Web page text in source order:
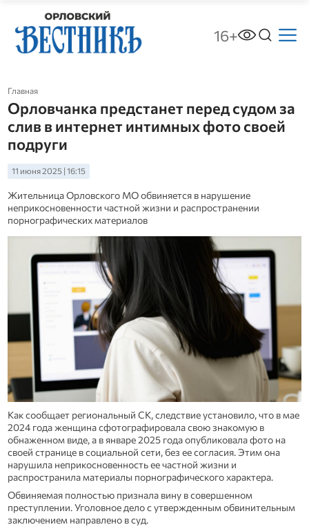
16+
Главная
Орловчанка предстанет перед судом за
слив в интернет интимных фото своей
подруги
11 июня 2025 | 16:15
Жительница Орловского МО обвиняется в нарушение
неприкосновенности частной жизни и распространении
порнографических материалов
Как сообщает региональный СК, следствие установило, что в мае
2024 года женщина сфотографировала свою знакомую в
обнаженном виде, а в январе 2025 года опубликовала фото на
своей странице в социальной сети, без ее согласия. Этим она
нарушила неприкосновенность ее частной жизни и
распространила материалы порнографического характера.
Обвиняемая полностью признала вину в совершенном
преступлении. Уголовное дело с утвержденным обвинительным
заключением направлено в суд.